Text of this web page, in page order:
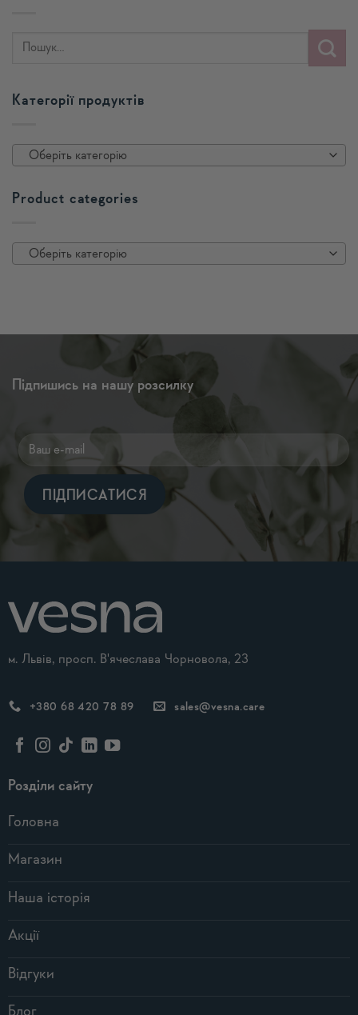
Категорії продуктів
Оберіть категорію
Product categories
Оберіть категорію
Підпишись на нашу розсилку
м. Львів, просп. В'ячеслава Чорновола, 23
+380 68 420 78 89 sales@vesna.care
Розділи сайту
Головна
Магазин
Наша історія
Акції
Відгуки